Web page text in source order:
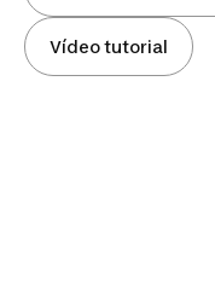
Vídeo tutorial